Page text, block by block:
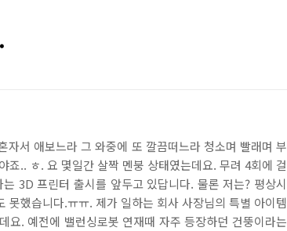
자서 애보느라 그 와중에 또 깔끔떠느라 청소며 빨래며 부
.. ㅎ. 요 몇일간 살짝 멘붕 상태였는데요. 무려 4회에 걸
3D 프린터 출시를 앞두고 있답니다. 물론 저는? 평상시
했습니다.ㅠㅠ. 제가 일하는 회사 사장님의 특별 아이템
. 예전에 밸런싱로봇 연재때 자주 등장하던 건뚱이라는